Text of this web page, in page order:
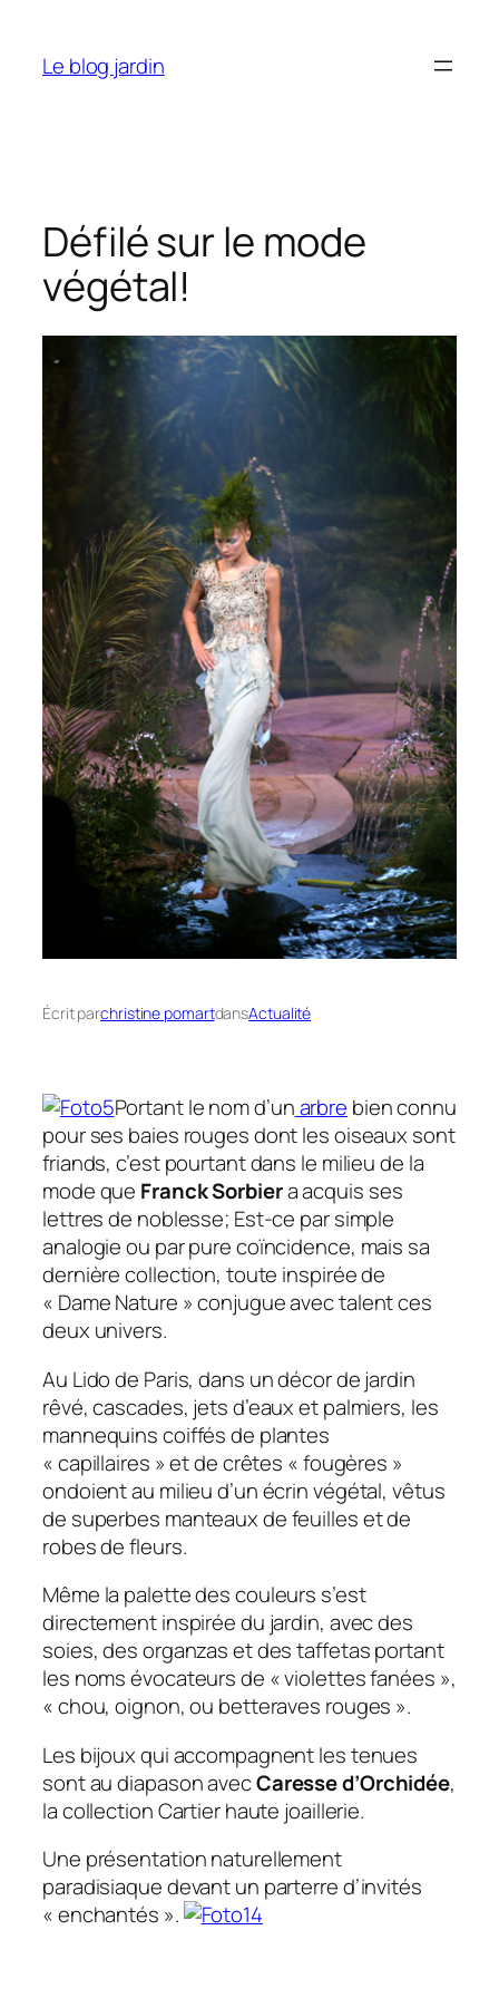
contenu
Le blog jardin
Défilé sur le mode
végétal!
Écrit parchristine pomartdansActualité
Portant le nom d’unarbre bien connu
pour ses baies rouges dont les oiseaux sont
friands, c’est pourtant dans le milieu de la
mode que Franck Sorbiera acquis ses
lettres de noblesse; Est-ce par simple
analogie ou par pure coïncidence, mais sa
dernière collection, toute inspirée de
« Dame Nature » conjugue avec talent ces
deux univers.
Au Lido de Paris, dans un décor de jardin
rêvé, cascades, jets d’eaux et palmiers, les
mannequins coiffés de plantes
« capillaires » et de crêtes « fougères »
ondoient au milieu d’un écrin végétal, vêtus
de superbes manteaux de feuilles et de
robes de fleurs.
Même la palette des couleurs s’est
directement inspirée du jardin, avec des
soies, des organzas et des taffetas portant
les noms évocateurs de « violettes fanées »,
« chou, oignon, ou betteraves rouges ».
Les bijoux qui accompagnent les tenues
sont au diapason avecCaresse d’Orchidée,
la collection Cartier haute joaillerie.
Une présentation naturellement
paradisiaque devant un parterre d’invités
« enchantés ».